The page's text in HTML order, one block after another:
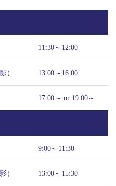
11:30～12:00
） 13:00～16:00
17:00～ or 19:00～
9:00～11:30
） 13:00～15:30